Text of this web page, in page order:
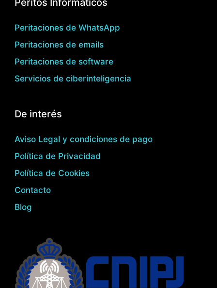
Peritos Informáticos
Peritaciones de WhatsApp
Peritaciones de emails
Peritaciones de software
Servicios de ciberinteligencia
De interés
Aviso Legal y condiciones de pago
Política de Privacidad
Política de Cookies
Contacto
Blog